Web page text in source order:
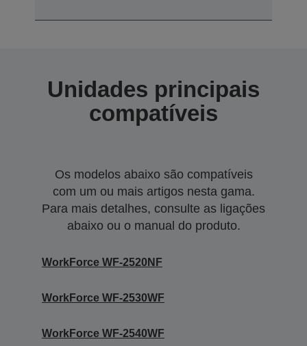
Unidades principais
compatíveis
Os modelos abaixo são compatíveis
com um ou mais artigos nesta gama.
Para mais detalhes, consulte as ligações
abaixo ou o manual do produto.
WorkForce WF-2520NF
WorkForce WF-2530WF
WorkForce WF-2540WF